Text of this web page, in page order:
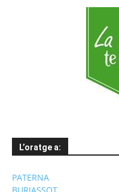
L’oratge a:
PATERNA